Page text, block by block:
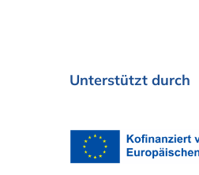
Unterstützt durch